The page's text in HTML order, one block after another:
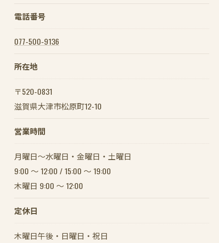
電話番号
077-500-9136
所在地
〒520-0831
滋賀県大津市松原町12-10
営業時間
月曜日～水曜日・金曜日・土曜日
9:00 ～ 12:00 / 15:00 ～ 19:00
木曜日 9:00 ～ 12:00
定休日
木曜日午後・日曜日・祝日